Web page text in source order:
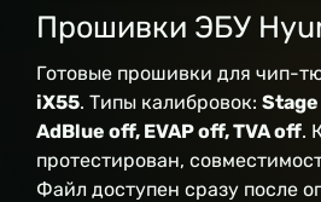
Прошивки ЭБУ
Готовые прошивки для чип-
iX55. Типы калибровок: Stage
AdBlue off, EVAP off, TVA off.
протестирован,
Файл доступен сразу после